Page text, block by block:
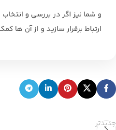
و شما نیز اگر در بررسی و
ارتباط برقرار سازید و از آن
جدیدتر